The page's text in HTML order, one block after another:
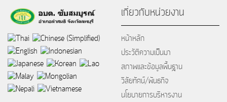
เกี่ยวกับหน่วยงาน
หน้าหลัก
ประวัติความเป็นมา
สภาพและข้อมูลพื้นฐาน
วิสัยทัศน์/พันธกิจ
นโยบายการบริหารงาน